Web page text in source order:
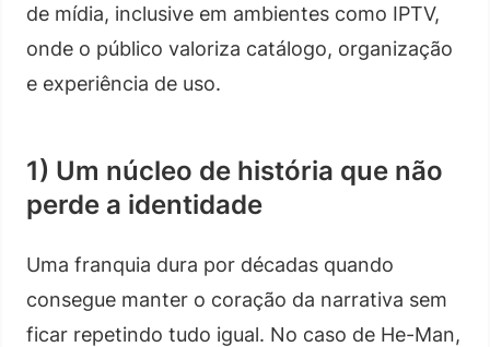
de mídia, inclusive em ambientes como IPTV,
onde o público valoriza catálogo, organização
e experiência de uso.
1) Um núcleo de história que não
perde a identidade
Uma franquia dura por décadas quando
consegue manter o coração da narrativa sem
ficar repetindo tudo igual. No caso de He-Man,